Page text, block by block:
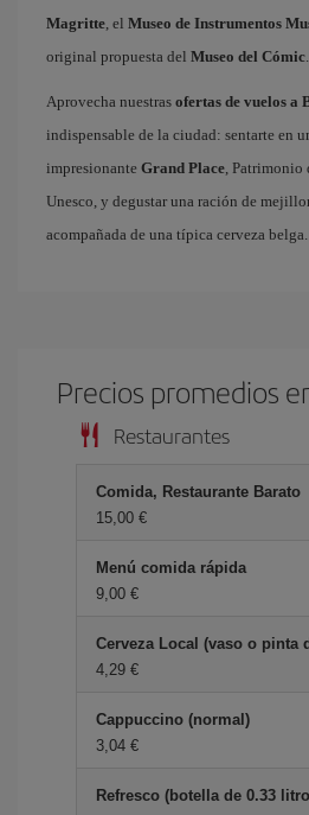
Magritte, el Museo de Instrumentos
original propuesta del Museo del Cómic.
Aprovecha nuestras ofertas de vuelos a
indispensable de la ciudad: sentarte en
impresionante Grand Place, Patrimonio
Unesco, y degustar una ración de
acompañada de una típica cerveza belga.
Precios promedios
Restaurantes
Comida, Restaurante Barato
15,00 €
Menú comida rápida
9,00 €
Cerveza Local (vaso o pinta
4,29 €
Cappuccino (normal)
3,04 €
Refresco (botella de 0.33